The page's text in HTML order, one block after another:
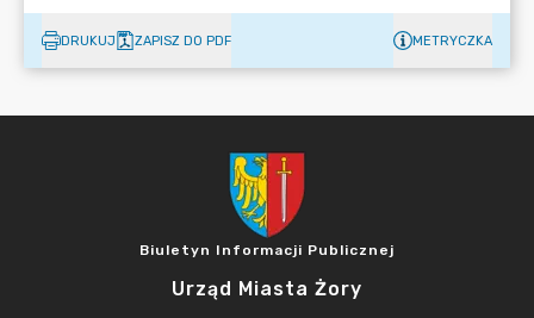
DRUKUJ ZAPISZ DO PDF METRYCZKA
Biuletyn Informacji Publicznej
Urząd Miasta Żory